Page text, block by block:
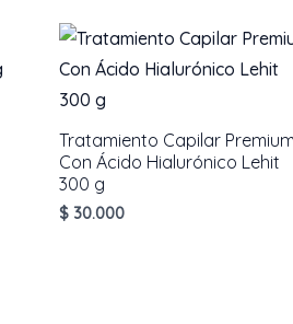
Tratamiento Capilar
Con Ácido Hialurónico Lehit
300 g
$ 30.000